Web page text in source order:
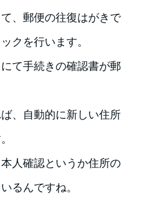
、郵便の往復はがきで
クを行います。
て手続きの確認書が郵
、自動的に新しい住所
人確認というか住所の
るんですね。